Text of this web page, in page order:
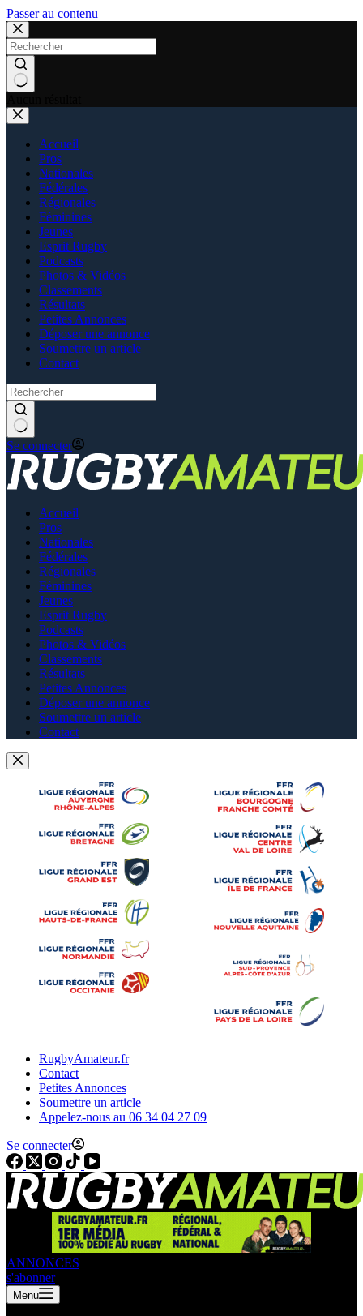
Passer au contenu
Accueil
Pros
Nationales
Fédérales
Régionales
Féminines
Jeunes
Esprit Rugby
Podcasts
Photos & Vidéos
Classements
Résultats
Petites Annonces
Déposer une annonce
Soumettre un article
Contact
Se connecter
Accueil
Pros
Nationales
Fédérales
Régionales
Féminines
Jeunes
Esprit Rugby
Podcasts
Photos & Vidéos
Classements
Résultats
Petites Annonces
Déposer une annonce
Soumettre un article
Contact
RugbyAmateur.fr
Contact
Petites Annonces
Soumettre un article
Appelez-nous au 06 34 04 27 09
Se connecter
ANNONCES
s'abonner
Menu